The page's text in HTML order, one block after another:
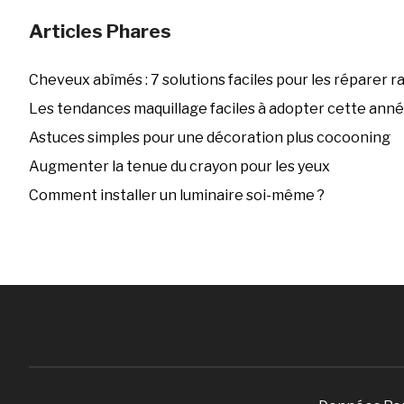
Articles Phares
Cheveux abîmés : 7 solutions faciles pour les réparer
Les tendances maquillage faciles à adopter cette
Astuces simples pour une décoration plus cocooning
Augmenter la tenue du crayon pour les yeux
Comment installer un luminaire soi-même ?